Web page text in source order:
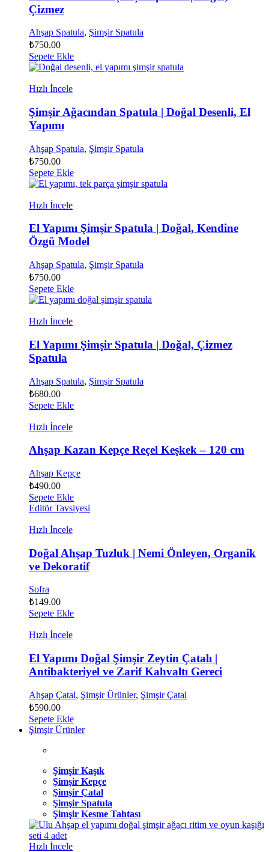
Çizmez
Ahşap Spatula, Şimşir Spatula
₺750.00
Sepete Ekle
Hızlı İncele
Şimşir Ağacından Spatula | Doğal Desenli, El
Yapımı
Ahşap Spatula, Şimşir Spatula
₺750.00
Sepete Ekle
Hızlı İncele
El Yapımı Şimşir Spatula | Doğal, Kendine
Özgü Model
Ahşap Spatula, Şimşir Spatula
₺750.00
Sepete Ekle
Hızlı İncele
El Yapımı Şimşir Spatula | Doğal, Çizmez
Spatula
Ahşap Spatula, Şimşir Spatula
₺680.00
Sepete Ekle
Hızlı İncele
Ahşap Kazan Kepçe Reçel Keşkek – 120 cm
Ahşap Kepçe
₺490.00
Sepete Ekle
Editör Tavsiyesi
Hızlı İncele
Doğal Ahşap Tuzluk | Nemi Önleyen, Organik
ve Dekoratif
Sofra
₺149.00
Sepete Ekle
Hızlı İncele
El Yapımı Doğal Şimşir Zeytin Çatalı |
Antibakteriyel ve Zarif Kahvaltı Gereci
Ahşap Çatal, Şimşir Ürünler, Şimşir Çatal
₺590.00
Sepete Ekle
Şimşir Ürünler
Şimşir Kaşık
Şimşir Kepçe
Şimşir Çatal
Şimşir Spatula
Şimşir Kesme Tahtası
Hızlı İncele